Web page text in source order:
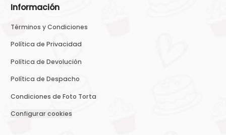
Información
Términos y Condiciones
Política de Privacidad
Política de Devolución
Política de Despacho
Condiciones de Foto Torta
Configurar cookies